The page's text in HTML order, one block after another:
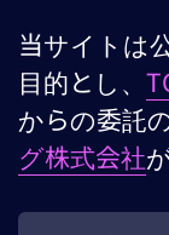
当サイトは
目的とし、
からの委託
グ株式会社